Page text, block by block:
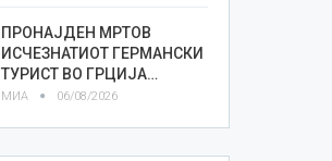
ПРОНАЈДЕН МРТОВ
ИСЧЕЗНАТИОТ ГЕРМАНСКИ
ТУРИСТ ВО ГРЦИЈА…
МИА 06/08/2026